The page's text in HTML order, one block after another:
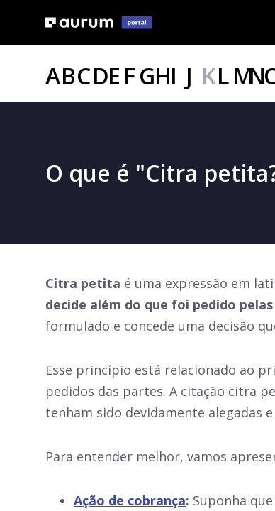
ABCDE FGHI J KLMN
O que é "Citra
Citra petita é uma expressão em
decide além do que foi pedido
formulado e concede uma decisão
Esse princípio está relacionado ao
pedidos das partes. A citação citra
tenham sido devidamente alegadas
Para entender melhor, vamos
Ação de cobrança: Suponha